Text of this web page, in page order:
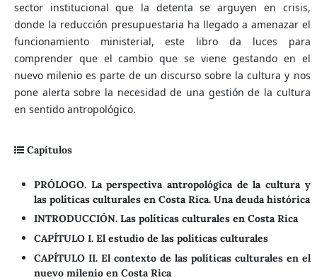
sector institucional que la detenta se arguyen en crisis,
donde la reducción presupuestaria ha llegado a amenazar el
funcionamiento ministerial, este libro da luces para
comprender que el cambio que se viene gestando en el
nuevo milenio es parte de un discurso sobre la cultura y nos
pone alerta sobre la necesidad de una gestión de la cultura
en sentido antropológico.
Capítulos
PRÓLOGO. La perspectiva antropológica de la cultura y
las políticas culturales en Costa Rica. Una deuda histórica
INTRODUCCIÓN. Las políticas culturales en Costa Rica
CAPÍTULO I. El estudio de las políticas culturales
CAPÍTULO II. El contexto de las políticas culturales en el
nuevo milenio en Costa Rica